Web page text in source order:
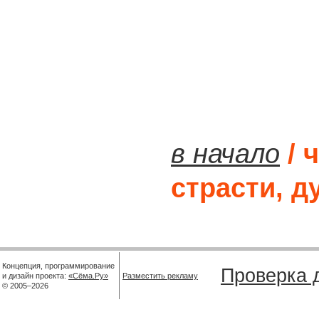
в начало /
страсти,
Концепция, программирование
и дизайн проекта: «Сёма.Ру»
© 2005–2026
Разместить рекламу Проверка